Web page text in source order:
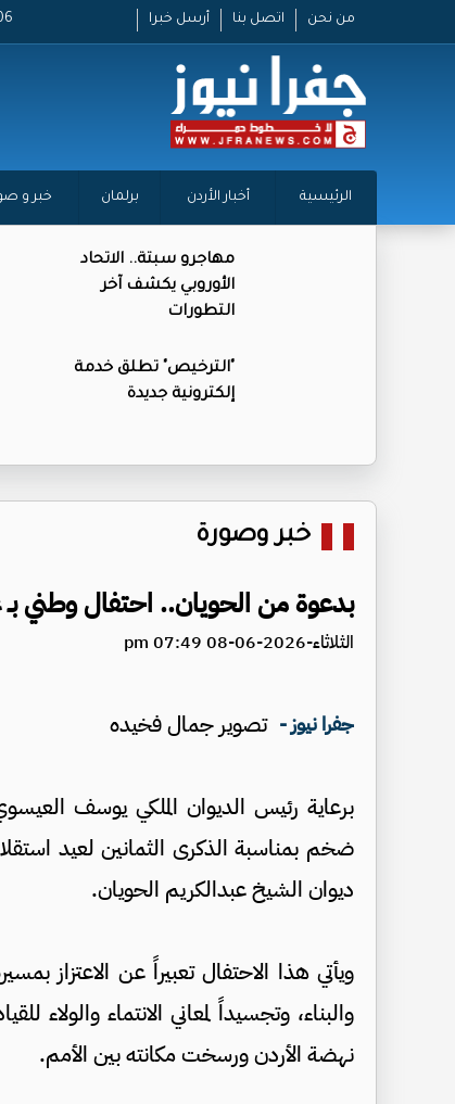
من نحن اتصل بنا أرسل خبرا
الرئيسية أخبار الأردن برلمان خبر و
مهاجرو سبتة.. الاتحاد
الأوروبي يكشف آخر
التطورات
"الترخيص" تطلق خدمة
إلكترونية جديدة
خبر وصورة
بدعوة من الحويان.. احتفال وطني بـ عيد الاستقلال
الثلاثاء-2026-06-08 07:49 pm
جفرا نيوز - تصوير جمال فخيده
برعاية رئيس الديوان الملكي يوسف
ضخم بمناسبة الذكرى الثمانين لعيد
ديوان الشيخ عبدالكريم الحويان.
ويأتي هذا الاحتفال تعبيراً عن الاعتزاز
والبناء، وتجسيداً لمعاني الانتماء
نهضة الأردن ورسخت مكانته بين الأمم.